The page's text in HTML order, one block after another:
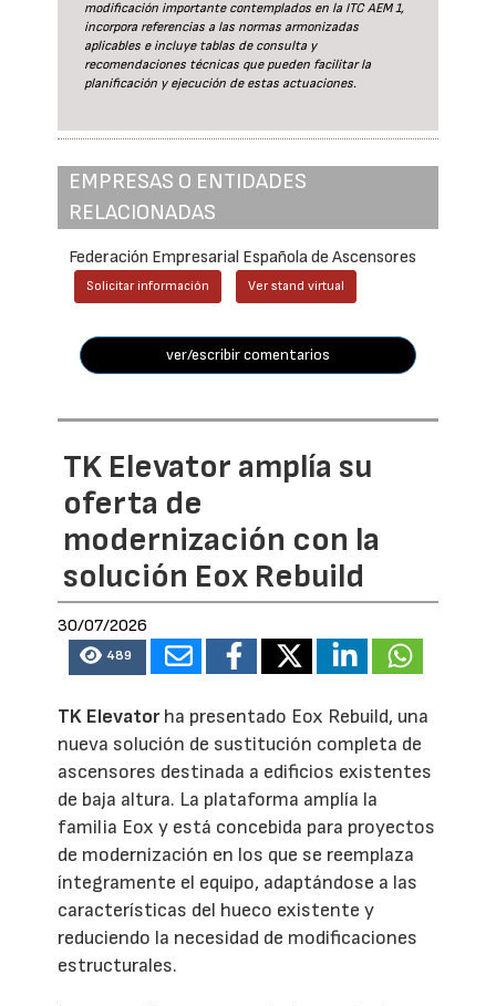
modificación importante contemplados en la ITC AEM 1,
incorpora referencias a las normas armonizadas
aplicables e incluye tablas de consulta y
recomendaciones técnicas que pueden facilitar la
planificación y ejecución de estas actuaciones.
EMPRESAS O ENTIDADES
RELACIONADAS
Federación Empresarial Española de Ascensores
Solicitar información Ver stand virtual
ver/escribir comentarios
TK Elevator amplía su
oferta de
modernización con la
solución Eox Rebuild
30/07/2026
489
TK Elevatorha presentado Eox Rebuild, una
nueva solución de sustitución completa de
ascensores destinada a edificios existentes
de baja altura. La plataforma amplía la
familia Eox y está concebida para proyectos
de modernización en los que se reemplaza
íntegramente el equipo, adaptándose a las
características del hueco existente y
reduciendo la necesidad de modificaciones
estructurales.